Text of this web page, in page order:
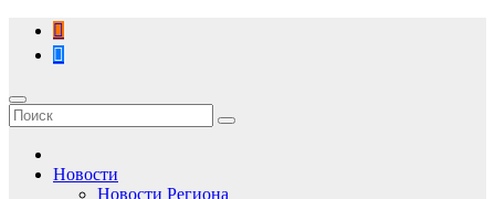
Перейти
содержимому
Новости
Новости Региона